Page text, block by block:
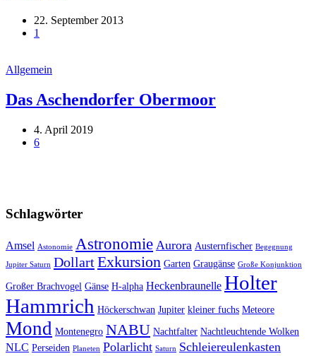
22. September 2013
1
Allgemein
Das Aschendorfer Obermoor
4. April 2019
6
Schlagwörter
Amsel Astonomie Astronomie Aurora Austernfischer Begegnung
Jupiter Saturn DollartExkursion Garten Graugänse Große Konjunktion
Großer Brachvogel Gänse H-alpha Heckenbraunelle Holter
Hammrich Höckerschwan Jupiter kleiner fuchs Meteore
Mond Montenegro NABU Nachtfalter Nachtleuchtende Wolken
NLC Perseiden Planeten Polarlicht Saturn Schleiereulenkasten